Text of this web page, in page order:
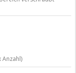
Anzahl)